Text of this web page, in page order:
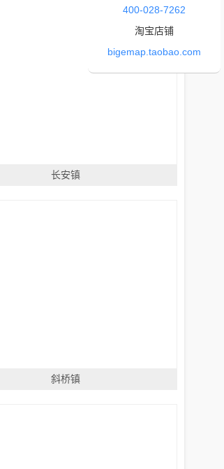
长安镇
斜桥镇
400-028-7262
淘宝店铺
bigemap.taobao.com